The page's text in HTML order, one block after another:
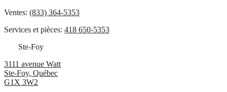
Ventes: (833) 364-5353
Services et pièces: 418 650-5353
Ste-Foy
3111 avenue Watt
Ste-Foy, Québec
G1X 3W2